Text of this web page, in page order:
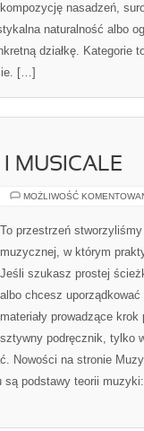
kompozycję nasadzeń,
naturalność albo
działkę. Kategorie
[…]
MUSICALE
MOŻLIWOŚĆ
To przestrzeń
muzycznej, w którym
Jeśli szukasz prostej
albo chcesz
materiały prowadzące
sztywny podręcznik, tylko
Nowości na stronie
są podstawy teorii